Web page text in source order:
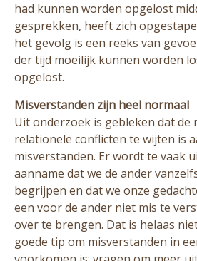
had kunnen worden opgelost
gesprekken, heeft zich
het gevolg is een reeks van
der tijd moeilijk kunnen worden
opgelost.
Misverstanden zijn heel normaal
Uit onderzoek is gebleken dat de
relationele conflicten te wijten is
misverstanden. Er wordt te vaak
aanname dat we de ander
begrijpen en dat we onze
een voor de ander niet mis te
over te brengen. Dat is helaas
goede tip om misverstanden in